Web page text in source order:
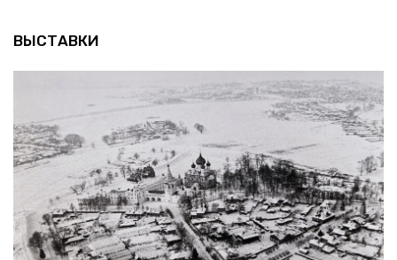
ВЫСТАВКИ